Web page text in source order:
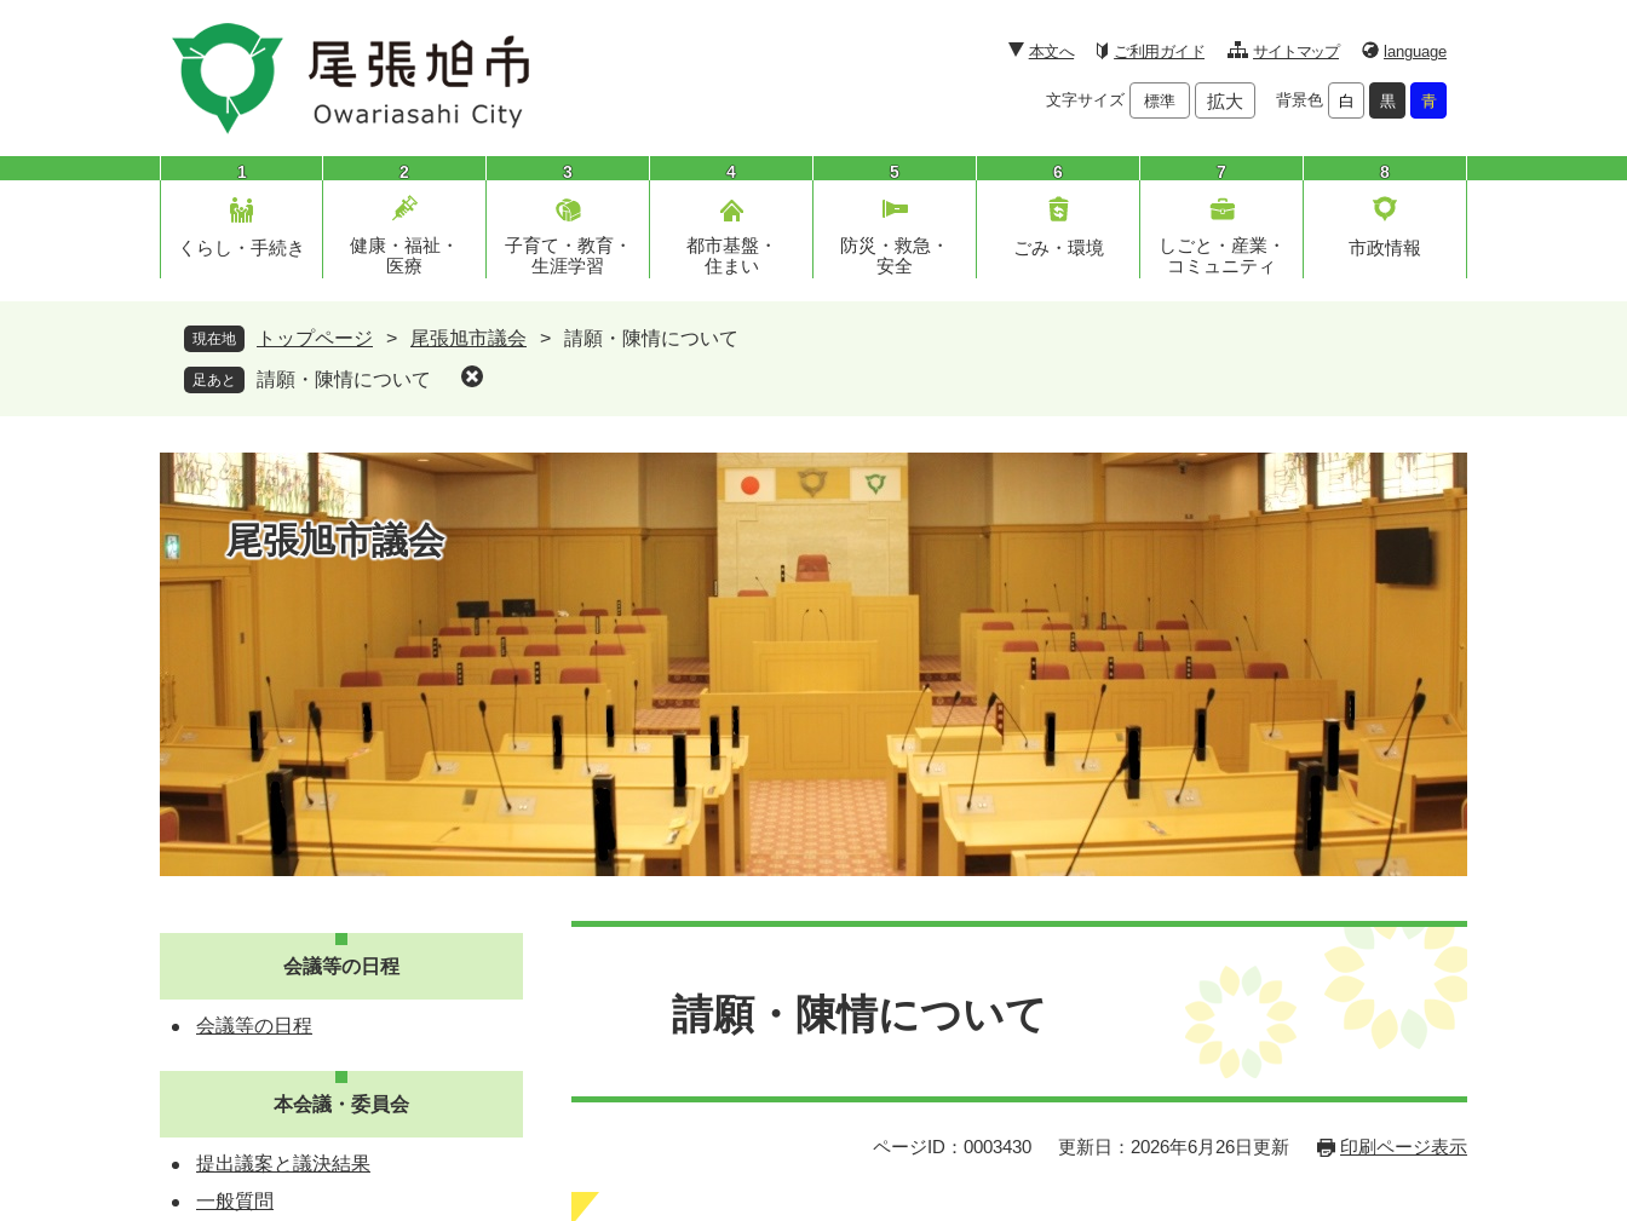
頭
飛
本文へ ご利用ガイド サイトマップ language
文字サイズ 標準 拡大 背景色 白 黒 青
1
くらし・手続き
2
健康・福祉・
医療
3
子育て・教育・
生涯学習
4
都市基盤・
住まい
5
防災・救急・
安全
6
ごみ・環境
7
しごと・産業・
コミュニティ
8
市政情報
現在地 トップページ > 尾張旭市議会 > 請願・陳情について
足あと 請願・陳情について
尾張旭市議会
請願・陳情について
ページID：0003430 更新日：2026年6月26日更新 印刷ページ表示
会議等の日程
会議等の日程
本会議・委員会
提出議案と議決結果
一般質問